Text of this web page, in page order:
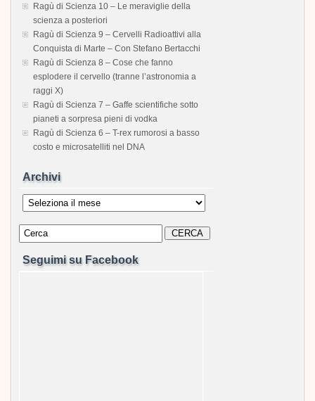
Ragù di Scienza 10 – Le meraviglie della
scienza a posteriori
Ragù di Scienza 9 – Cervelli Radioattivi alla
Conquista di Marte – Con Stefano Bertacchi
Ragù di Scienza 8 – Cose che fanno
esplodere il cervello (tranne l’astronomia a
raggi X)
Ragù di Scienza 7 – Gaffe scientifiche sotto
pianeti a sorpresa pieni di vodka
Ragù di Scienza 6 – T-rex rumorosi a basso
costo e microsatelliti nel DNA
Archivi
Archivi
Seguimi su Facebook